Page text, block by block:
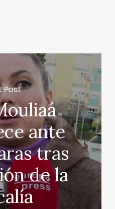
Post
ante
tras
de la